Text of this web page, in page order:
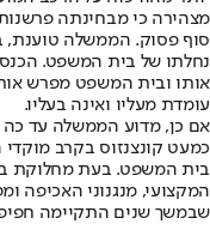
מצהירה כי מבחינתה
סוף פסוק. הממשלה טוענת,
נחלתו של בית המשפט.
אותו ובית המשפט מפרש
עומדת מעליו ואינה בעליו.
אם כן, מדוע הממשלה עד
כמעט קונצנזוס בקרב
בית המשפט. בעת מחלוקת
המקצועי, מנגנוני האכיפה
שבמשך שנים התקיימה